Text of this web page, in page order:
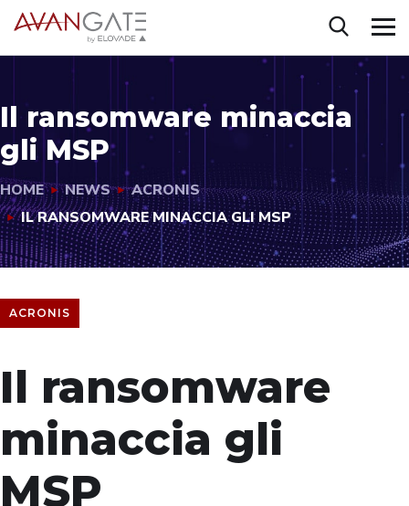
Il ransomware minaccia
gli MSP
HOME NEWS
ACRONIS
IL RANSOMWARE MINACCIA GLI MSP
ACRONIS
Il ransomware
minaccia gli
MSP